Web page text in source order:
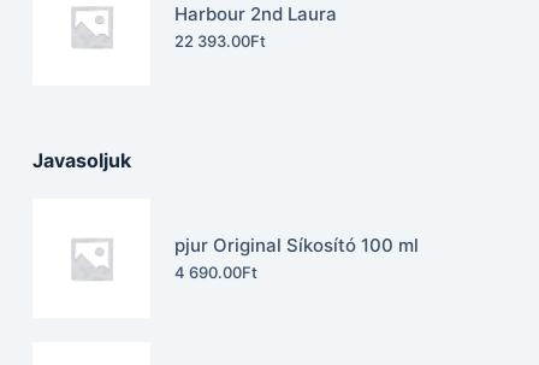
Harbour 2nd Laura
22 393.00Ft
Javasoljuk
pjur Original Síkosító 100 ml
4 690.00Ft